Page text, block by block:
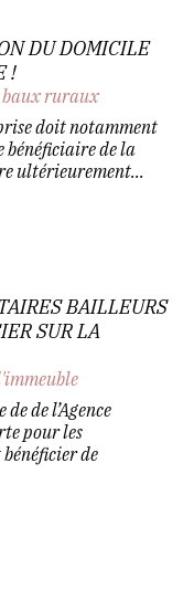
DU DOMICILE
!
baux ruraux
doit notamment
bénéficiaire de la
ultérieurement...
BAILLEURS
SUR LA
de l’Agence
pour les
de